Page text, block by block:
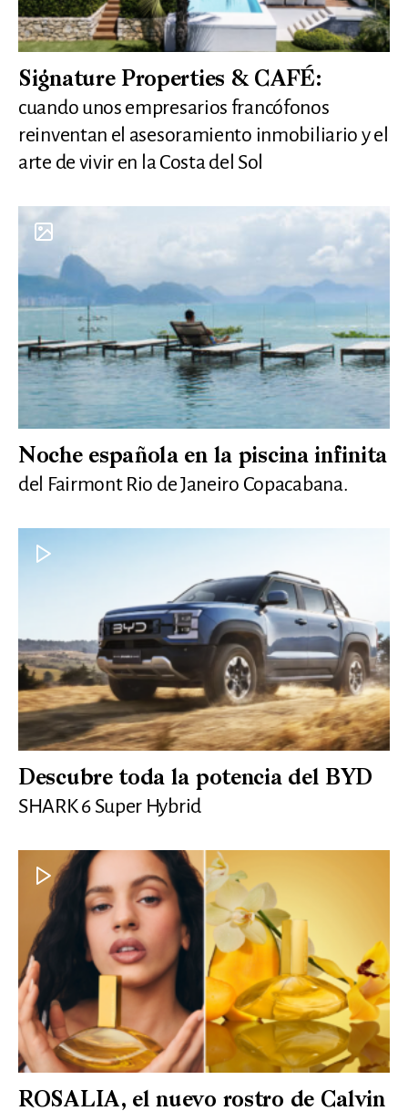
Signature Properties & CAFÉ:
cuando unos empresarios francófonos
reinventan el asesoramiento inmobiliario y el
arte de vivir en la Costa del Sol
Noche española en la piscina infinita
del Fairmont Rio de Janeiro Copacabana.
Descubre toda la potencia del BYD
SHARK 6 Super Hybrid
ROSALIA, el nuevo rostro de Calvin